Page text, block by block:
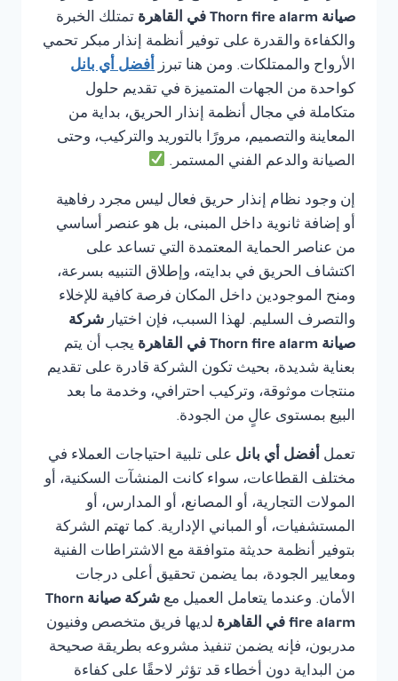
صيانة Thorn fire alarm في القاهرة
تمتلك الخبرة
والكفاءة والقدرة على توفير أنظمة إنذار مبكر تحمي
الأرواح والممتلكات. ومن هنا تبرز أفضل أي بانل
كواحدة من الجهات المتميزة في تقديم حلول
متكاملة في مجال أنظمة إنذار الحريق، بداية من
المعاينة والتصميم، مرورًا بالتوريد والتركيب، وحتى
الصيانة والدعم الفني المستمر.
إن وجود نظام إنذار حريق فعال ليس مجرد رفاهية
أو إضافة ثانوية داخل المبنى، بل هو عنصر أساسي
من عناصر الحماية المعتمدة التي تساعد على
اكتشاف الحريق في بدايته، وإطلاق التنبيه بسرعة،
ومنح الموجودين داخل المكان فرصة كافية للإخلاء
والتصرف السليم. لهذا السبب، فإن اختيار شركة
صيانة Thorn fire alarm في القاهرة
يجب أن يتم
بعناية شديدة، بحيث تكون الشركة قادرة على تقديم
منتجات موثوقة، وتركيب احترافي، وخدمة ما بعد
البيع بمستوى عالٍ من الجودة.
تعمل أفضل أي بانل على تلبية احتياجات العملاء في
مختلف القطاعات، سواء كانت المنشآت السكنية، أو
المولات التجارية، أو المصانع، أو المدارس، أو
المستشفيات، أو المباني الإدارية. كما تهتم الشركة
بتوفير أنظمة حديثة متوافقة مع الاشتراطات الفنية
ومعايير الجودة، بما يضمن تحقيق أعلى درجات
الأمان. وعندما يتعامل العميل مع
شركة صيانة Thorn
fire alarm في القاهرة
لديها فريق متخصص وفنيون
مدربون، فإنه يضمن تنفيذ مشروعه بطريقة صحيحة
من البداية دون أخطاء قد تؤثر لاحقًا على كفاءة